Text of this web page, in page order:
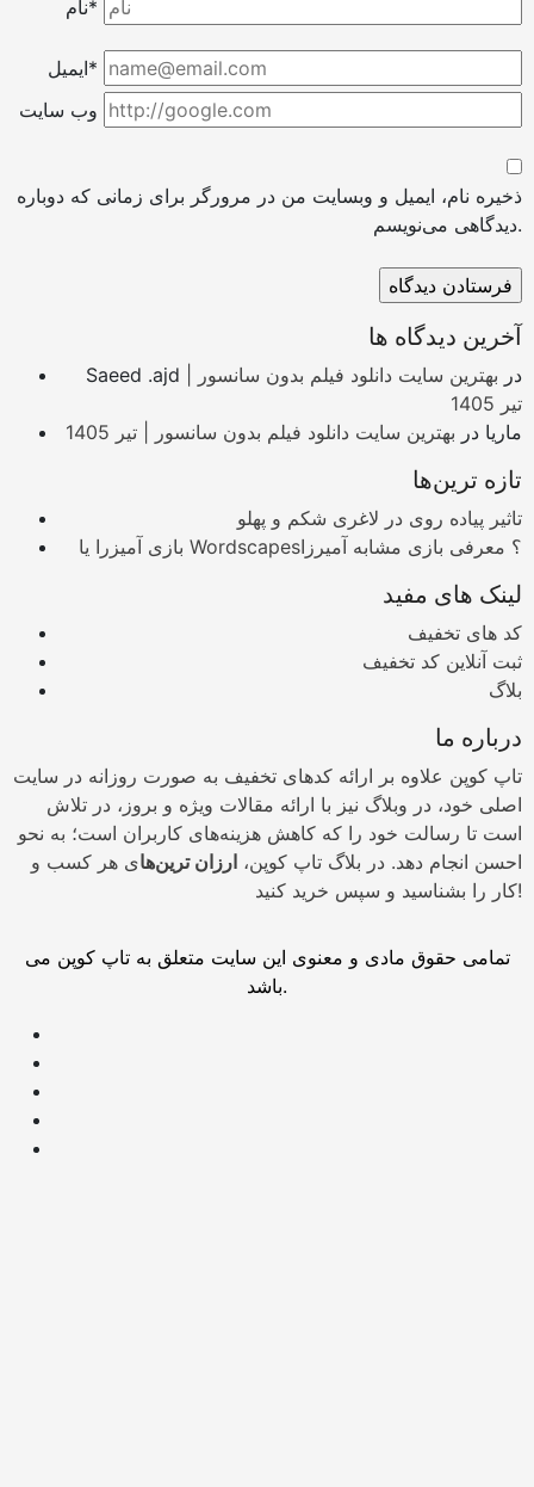
نام*
ایمیل*
وب سایت
ذخیره نام، ایمیل و وبسایت من در مرورگر برای زمانی که دوباره
دیدگاهی می‌نویسم.
آخرین دیدگاه ها
Saeed .ajd در بهترین سایت دانلود فیلم بدون سانسور |
تیر 1405
ماریا در بهترین سایت دانلود فیلم بدون سانسور | تیر 1405
تازه ترین‌ها
تاثیر پیاده روی در لاغری شکم و پهلو
بازی آمیزرا یا Wordscapes؟ معرفی بازی مشابه آمیرزا
لینک های مفید
کد های تخفیف
ثبت آنلاین کد تخفیف
بلاگ
درباره ما
تاپ کوپن علاوه بر ارائه کدهای تخفیف به صورت روزانه در سایت
اصلی خود، در وبلاگ نیز با ارائه مقالات ویژه و بروز، در تلاش
است تا رسالت خود را که کاهش هزینه‌های کاربران است؛ به نحو
احسن انجام دهد. در بلاگ تاپ کوپن، ارزان ترین‌های هر کسب و
کار را بشناسید و سپس خرید کنید!
تمامی حقوق مادی و معنوی این سایت متعلق به تاپ کوپن می
باشد.